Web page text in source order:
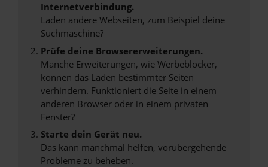
Internetverbindung.
Laden andere Webseiten, zum Beispiel deine
Suchmaschine?
Prüfe deine Browsererweiterungen.
Manche Erweiterungen, wie Werbeblocker,
können das Laden bestimmter Seiten
verhindern. Funktioniert die Seite in einem
anderen Browser oder in einem privaten
Fenster?
Starte dein Gerät neu.
Das kann manchmal helfen, vorübergehende
Probleme zu beheben.